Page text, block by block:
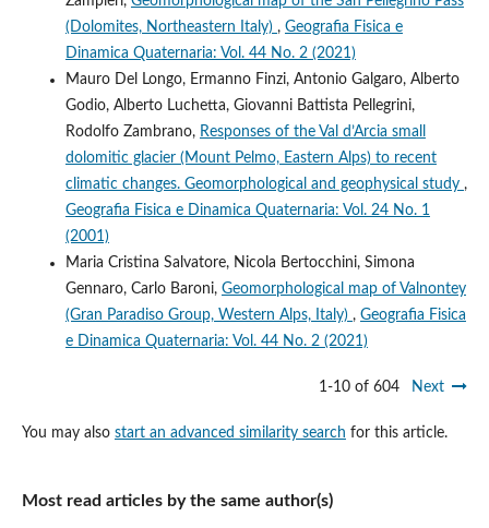
(Dolomites, Northeastern Italy) , Geografia Fisica e
Dinamica Quaternaria: Vol. 44 No. 2 (2021)
Mauro Del Longo, Ermanno Finzi, Antonio Galgaro, Alberto
Godio, Alberto Luchetta, Giovanni Battista Pellegrini,
Rodolfo Zambrano, Responses of the Val d’Arcia small
dolomitic glacier (Mount Pelmo, Eastern Alps) to recent
climatic changes. Geomorphological and geophysical study ,
Geografia Fisica e Dinamica Quaternaria: Vol. 24 No. 1
(2001)
Maria Cristina Salvatore, Nicola Bertocchini, Simona
Gennaro, Carlo Baroni, Geomorphological map of Valnontey
(Gran Paradiso Group, Western Alps, Italy) , Geografia Fisica
e Dinamica Quaternaria: Vol. 44 No. 2 (2021)
1-10 of 604 Next
You may also start an advanced similarity search for this article.
Most read articles by the same author(s)